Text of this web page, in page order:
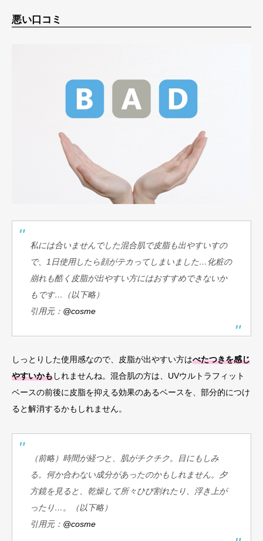
悪い口コミ
私には合いませんでした混合肌で皮脂も出やすいすの
で、1日使用したら顔がテカってしまいました…化粧の
崩れも酷く皮脂が出やすい方にはおすすめできないか
もです…（以下略）
引用元： @cosme
しっとりした使用感なので、皮脂が出やすい方はべたつきを感じ
やすいかもしれませんね。混合肌の方は、UVウルトラフィット
ベースの前後に皮脂を抑える効果のあるベースを、部分的につけ
ると解消するかもしれません。
（前略）時間が経つと、肌がチクチク。目にもしみ
る。何か合わない成分があったのかもしれません。夕
方鏡を見ると、乾燥して所々ひび割れたり、浮き上が
ったり…。（以下略）
引用元： @cosme